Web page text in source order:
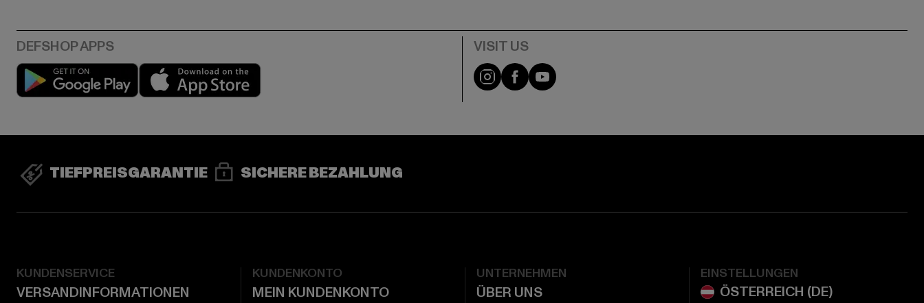
Play market Visit our Instagram page:
Visit our Facebook page:
Visit our YouTube channel:
TIEFPREISGARANTIE SICHERE BEZAHLUNG
KUNDENSERVICE
VERSANDINFORMATIONEN
KUNDENKONTO
MEIN KUNDENKONTO
UNTERNEHMEN
ÜBER UNS
EINSTELLUNGEN